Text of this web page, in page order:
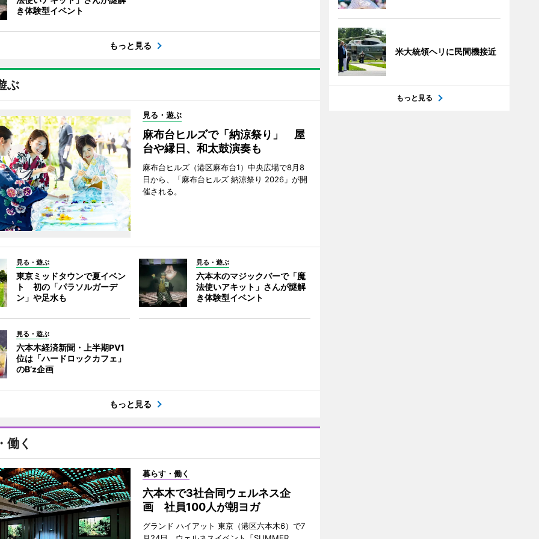
き体験型イベント
もっと見る
ぶ
見る・遊ぶ
麻布台ヒルズで「納涼祭り」 屋
台や縁日、和太鼓演奏も
麻布台ヒルズ（港区麻布台1）中央広場で8月8
日から、「麻布台ヒルズ 納涼祭り 2026」が開
催される。
見る・遊ぶ
東京ミッドタウンで夏イベン
ト 初の「パラソルガーデ
ン」や足水も
見る・遊ぶ
六本木のマジックバーで「魔
法使いアキット」さんが謎解
き体験型イベント
見る・遊ぶ
六本木経済新聞・上半期PV1
位は「ハードロックカフェ」
のB’z企画
もっと見る
働く
暮らす・働く
六本木で3社合同ウェルネス企
画 社員100人が朝ヨガ
グランド ハイアット 東京（港区六本木6）で7
米大統領ヘリに民間機接近
もっと見る